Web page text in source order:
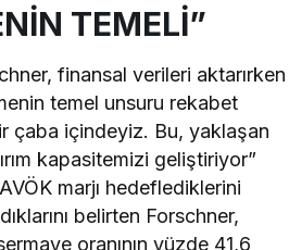
TEMELİ”
finansal verileri aktarırken
temel unsuru rekabet
çaba içindeyiz. Bu, yaklaşan
kapasitemizi geliştiriyor”
marjı hedeflediklerini
belirten Forschner,
oranının yüzde 41,6